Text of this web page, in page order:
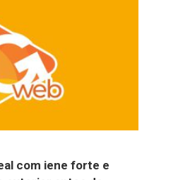
com iene forte e